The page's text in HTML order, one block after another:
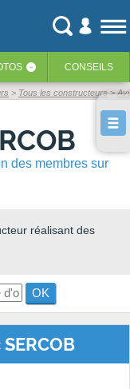
‹ CONSEILS
Tous les constructeurs
des membres sur
réalisant des
OK